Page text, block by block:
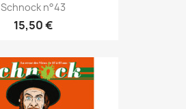
Schnock n°43
15,50 €